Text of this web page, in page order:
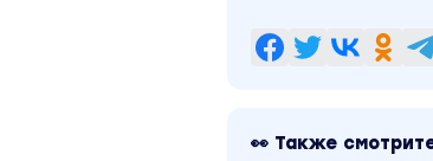
👀 Также